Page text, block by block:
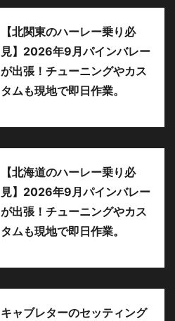
【北関東のハーレー乗り必
見】2026年9月パインバレー
が出張！チューニングやカス
タムも現地で即日作業。
【北海道のハーレー乗り必
見】2026年9月パインバレー
が出張！チューニングやカス
タムも現地で即日作業。
キャブレターのセッティング